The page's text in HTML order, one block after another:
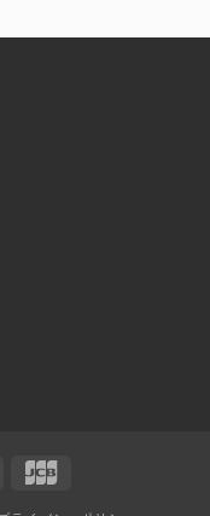
American